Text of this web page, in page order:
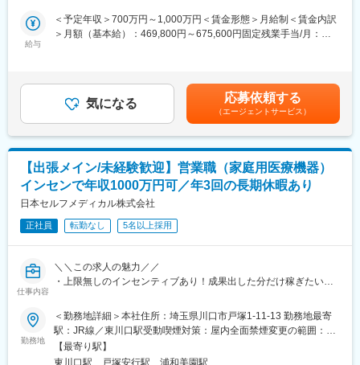
どこからでも勤務可能です。実際に隔月出社のペースで働いてい
る社員もいます。
・名古屋大学・宇治原研究室の先端研究を基盤に生まれたスター
トアップ企業です。
・製造業の「当たり前」を変える新技術である、プロセスインフ
ンを作り、仮想実験で最適条件を瞬時に導きます。結果、開発期
間は短縮、さらに高品質な製品開発に繋げることができます。
・仲間はAIエンジニアや大手企業出身者など多彩なメンバーで構
成され、資金調達も完了しています。
・国家プロジェクトや大手企業との共同研究も進行中で、日本の
ものづくりに新しい常識を生み出す挑戦を続けています。
て頂きます。企業や研究所、大学との共同研究プロジェクトも多
く、新規性のあるものについては学会発表や論文投稿、特許の取
づくりを根本から改善し、直接社会の役に立てます。
・製造業ドメイン知識を持つ社員との議論をしながらの機械学
習、統計的手法や数理最適化を用いて課題解決に取り組めます。
研究要素・新規性のあるものについては学会発表や論文投稿、特
許の取得等をすることも可能です。
■中途入社者からの声
「前職の経験を活かしながら新しい技術に挑戦できる」「役員と
もフラットに議論できる環境」「自社開発の教育システムで学び
ながらスピード成長」「国家プロジェクトや大手企業との共同研
■フルリモート勤務
どこからでも勤務可能です。実際に隔月出社のペースで働いてい
る社員もいます。
※入社後1か月は社員を知る目的で出社を頂きます。
給与
＜予定年収＞700万円～1,000万円＜賃金形態＞月給制＜賃金内訳
＞月額（基本給）：469,800円～675,600円固定残業手当/月：
給与改定：年2回（１月、７月）■賞与：年2回（3月、9月）賃金
はあくまでも目安の金額であり、選考を通じて上下する可能性が
あります。月給(月額)は固定手当を含めた表記です。
気になる 応募依頼する
（エージェントサービス）
【出張メイン/未経験歓迎】営業職（家庭用医療機器）
インセンで年収1000万円可／年3回の長期休暇あり
日本セルフメディカル株式会社
正社員 転勤なし 5名以上採用
仕事内容
＼＼この求人の魅力／／
・上限無しのインセンティブあり！成果出した分だけ稼ぎたいご
・年3回、約2～3週間の長期休暇あり！まとまった休暇でプライ
ベートも充実させたい方におすすめです！
・やりがい◎利用されるお客様の喜びの声や感謝を直接聞けるお
仕事です！ご自身で提案した製品を通じてお客様の健康にも貢献
勤務地
＜勤務地詳細＞本社住所：埼玉県川口市戸塚1-11-13 勤務地最寄
駅：JR線／東川口駅受動喫煙対策：屋内全面禁煙変更の範囲：会
社の定める事業所
【最寄り駅】
東川口駅、戸塚安行駅、浦和美園駅